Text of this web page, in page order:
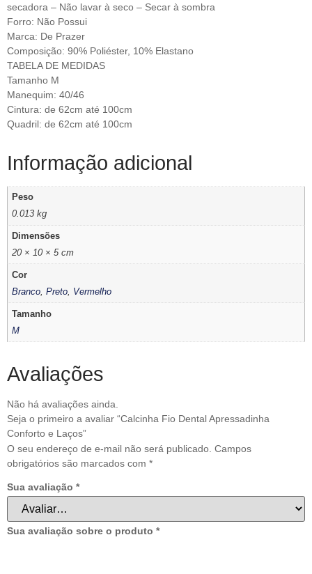
secadora – Não lavar à seco – Secar à sombra
Forro: Não Possui
Marca: De Prazer
Composição: 90% Poliéster, 10% Elastano
TABELA DE MEDIDAS
Tamanho M
Manequim: 40/46
Cintura: de 62cm até 100cm
Quadril: de 62cm até 100cm
Informação adicional
Peso
0.013 kg
Dimensões
20 × 10 × 5 cm
Cor
Branco,Preto, Vermelho
Tamanho
M
Avaliações
Não há avaliações ainda.
Seja o primeiro a avaliar “Calcinha Fio Dental Apressadinha
Conforto e Laços”
O seu endereço de e-mail não será publicado. Campos
obrigatórios são marcados com *
Sua avaliação *
Sua avaliação sobre o produto *